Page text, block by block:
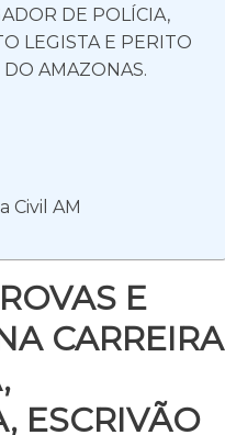
DE POLÍCIA,
LEGISTA E PERITO
AMAZONAS.
Civil AM
E
CARREIRA
ESCRIVÃO